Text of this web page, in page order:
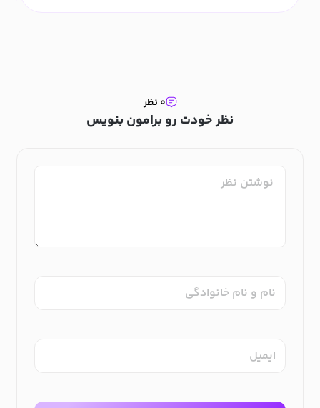
نظر خودت رو برامون بنویس
۰ نظر
نام و نام خانوادگی
ایمیل